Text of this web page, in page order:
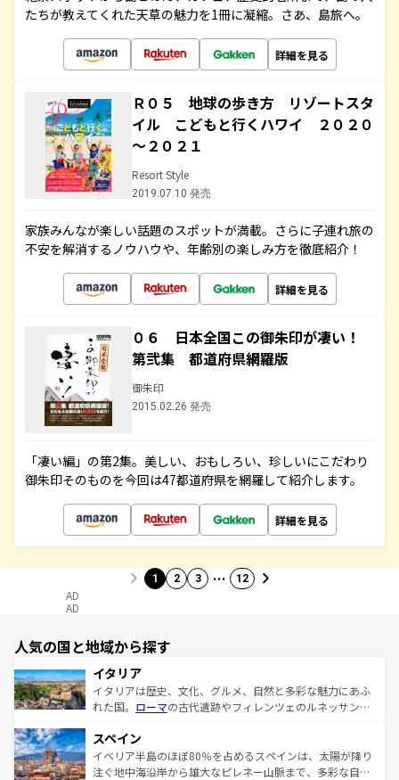
たちが教えてくれた天草の魅力を1冊に凝縮。さあ、島旅へ。
詳細を見る
Ｒ０５ 地球の歩き方 リゾートスタ
イル こどもと行くハワイ ２０２０
～２０２１
Resort Style
2019.07.10 発売
家族みんなが楽しい話題のスポットが満載。さらに子連れ旅の
不安を解消するノウハウや、年齢別の楽しみ方を徹底紹介！
詳細を見る
０６ 日本全国この御朱印が凄い！
第弐集 都道府県網羅版
御朱印
2015.02.26 発売
「凄い編」の第2集。美しい、おもしろい、珍しいにこだわり
御朱印そのものを今回は47都道府県を網羅して紹介します。
詳細を見る
1 2 3 … 12
AD
AD
人気の国と地域から探す
イタリア
イタリアは歴史、文化、グルメ、自然と多彩な魅力にあふ
れた国。 ローマの古代遺跡やフィレンツェのルネッサンス
ろん、トスカーナの美しい田園風景やアマルフィ海岸の絶
景など、自然景観も見逃せない。観光の合間には、本場の
ピザやパスタなど、絶品のイタリア料理を堪能することも
スペイン
イベリア半島のほぼ80％を占めるスペインは、太陽が降り
注ぐ地中海沿岸から雄大なピレネー山脈まで、多彩な自然